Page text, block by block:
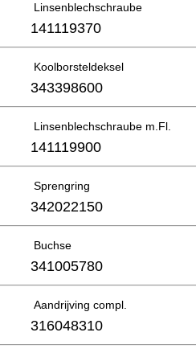
Linsenblechschraube
141119370
Koolborsteldeksel
343398600
Linsenblechschraube m.Fl.
141119900
Sprengring
342022150
Buchse
341005780
Aandrijving compl.
316048310